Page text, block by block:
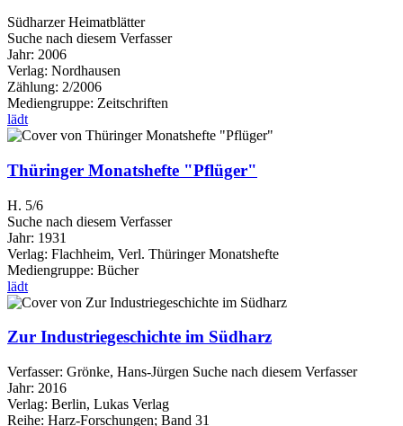
Südharzer Heimatblätter
Suche nach diesem Verfasser
Jahr: 2006
Verlag: Nordhausen
Zählung: 2/2006
Mediengruppe: Zeitschriften
lädt
Thüringer Monatshefte "Pflüger"
H. 5/6
Suche nach diesem Verfasser
Jahr: 1931
Verlag: Flachheim, Verl. Thüringer Monatshefte
Mediengruppe: Bücher
lädt
Zur Industriegeschichte im Südharz
Verfasser: Grönke, Hans-Jürgen Suche nach diesem Verfasser
Jahr: 2016
Verlag: Berlin, Lukas Verlag
Reihe: Harz-Forschungen; Band 31